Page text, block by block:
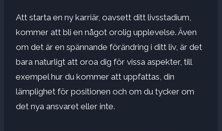
Att starta en ny karriär, oavsett ditt livsstadium,
kommer att bli en något orolig upplevelse. Även
om det är en spännande förändring i ditt liv, är det
bara naturligt att oroa dig för vissa aspekter, till
exempel hur du kommer att uppfattas, din
lämplighet för positionen och om du tycker om
det nya ansvaret eller inte.